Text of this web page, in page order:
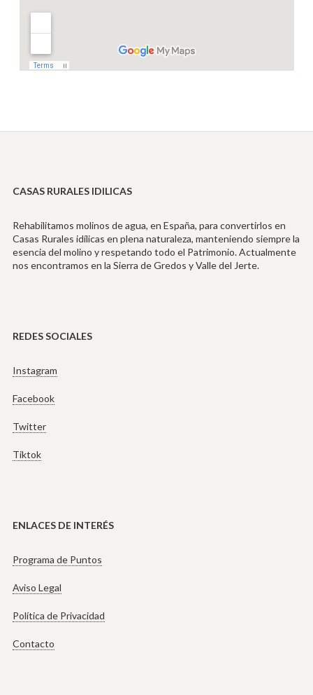
CASAS RURALES IDILICAS
Rehabilitamos molinos de agua, en España, para convertirlos en
Casas Rurales idílicas en plena naturaleza, manteniendo siempre la
esencia del molino y respetando todo el Patrimonio. Actualmente
nos encontramos en la Sierra de Gredos y Valle del Jerte.
REDES SOCIALES
Instagram
Facebook
Twitter
Tiktok
ENLACES DE INTERÉS
Programa de Puntos
Aviso Legal
Política de Privacidad
Contacto